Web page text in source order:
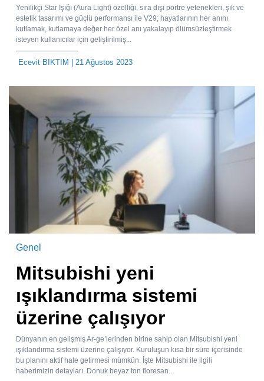
Yenilikçi Star Işığı (Aura Light) özelliği, sıra dışı portre yetenekleri, şık ve
estetik tasarımı ve güçlü performansı ile V29; hayatlarının her anını
kutlamak, kutlamaya değer her özel anı yakalayıp ölümsüzleştirmek
isteyen kullanıcılar için geliştirilmiş...
Ecevit BIKTIM | 21 Ağustos 2023
Genel
Mitsubishi yeni
ışıklandırma sistemi
üzerine çalışıyor
Dünyanın en gelişmiş Ar-ge’lerinden birine sahip olan Mitsubishi yeni
ışıklandırma sistemi üzerine çalışıyor. Kuruluşun kısa bir süre içerisinde
bu planını aktif hale getirmesi mümkün. İşte Mitsubishi ile ilgili
haberimizin detayları. Donuk beyaz ton floresan...